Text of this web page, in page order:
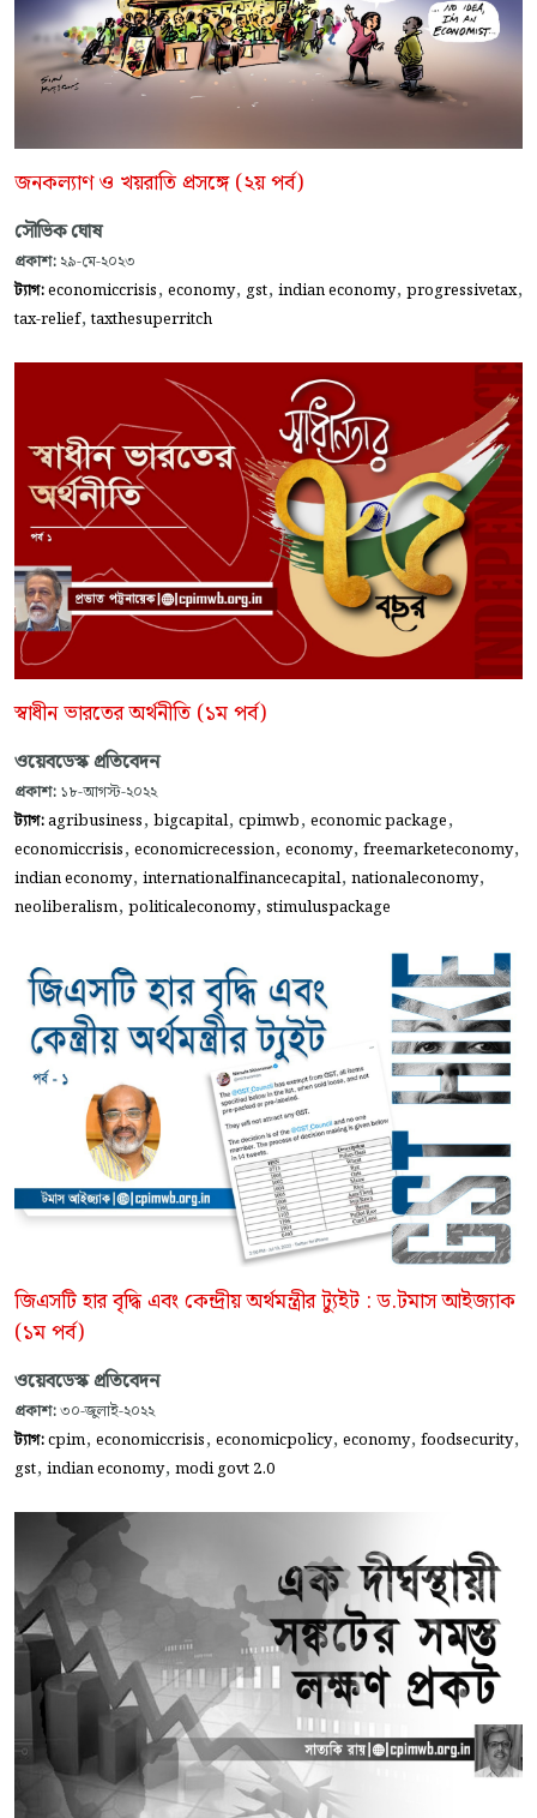
জনকল্যাণ ও খয়রাতি প্রসঙ্গে (২য় পর্ব)
সৌভিক ঘোষ
প্রকাশ: ২৯-মে-২০২৩
ট্যাগ:economiccrisis, economy, gst, indian economy, progressivetax,
tax-relief,taxthesuperritch
স্বাধীন ভারতের অর্থনীতি (১ম পর্ব)
ওয়েবডেস্ক প্রতিবেদন
প্রকাশ: ১৮-আগস্ট-২০২২
ট্যাগ:agribusiness, bigcapital, cpimwb, economic package,
economiccrisis, economicrecession, economy, freemarketeconomy,
indian economy, internationalfinancecapital, nationaleconomy,
neoliberalism, politicaleconomy, stimuluspackage
জিএসটি হার বৃদ্ধি এবং কেন্দ্রীয় অর্থমন্ত্রীর ট্যুইট : ড.টমাস আইজ্যাক
(১ম পর্ব)
ওয়েবডেস্ক প্রতিবেদন
প্রকাশ:৩০-জুলাই-২০২২
ট্যাগ:cpim, economiccrisis, economicpolicy, economy, foodsecurity,
gst, indian economy, modi govt 2.0